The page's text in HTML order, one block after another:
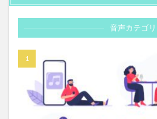
音声カテゴリ